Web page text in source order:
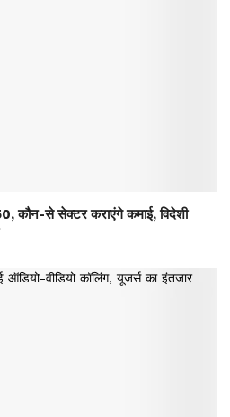
कौन-से सेक्‍टर कराएंगे कमाई, विदेशी